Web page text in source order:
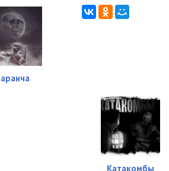
Катакомбы